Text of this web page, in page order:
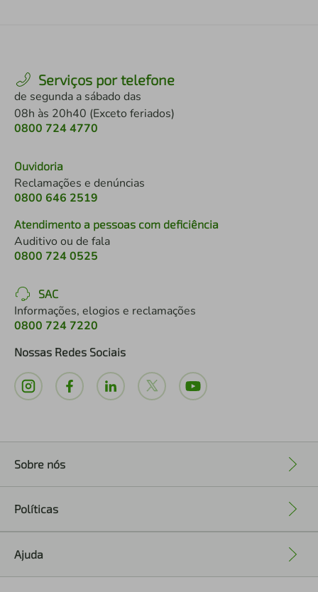
Serviços por telefone
de segunda a sábado das
08h às 20h40 (Exceto feriados)
0800 724 4770
Ouvidoria
Reclamações e denúncias
0800 646 2519
Atendimento a pessoas com deficiência
Auditivo ou de fala
0800 724 0525
SAC
Informações, elogios e reclamações
0800 724 7220
Nossas Redes Sociais
Sobre nós
Políticas
Ajuda